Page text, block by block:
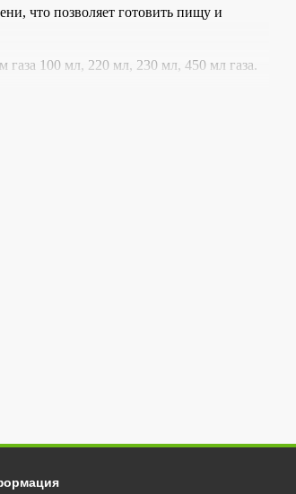
что позволяет готовить пищу и
100 мл, 220 мл, 230 мл, 450 мл газа.